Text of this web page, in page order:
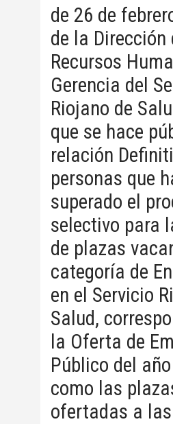
de 26 de
de la Dirección
Recursos
Gerencia del
Riojano de
que se hace
relación
personas que
superado el
selectivo para
de plazas
categoría de
en el Servicio
Salud,
la Oferta de
Público del
como las
ofertadas a